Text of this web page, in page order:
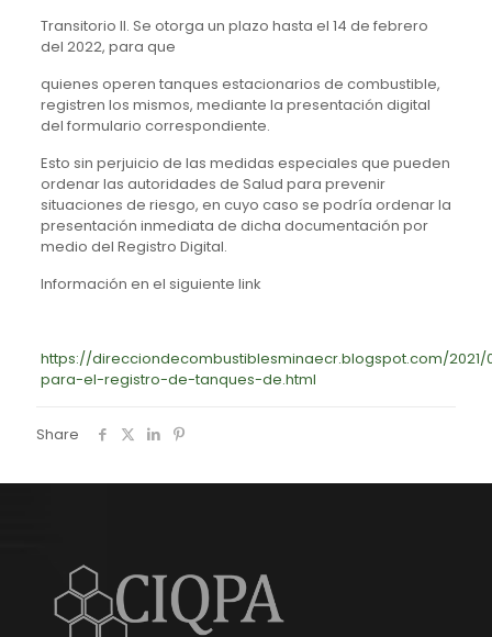
Transitorio II. Se otorga un plazo hasta el 14 de febrero
del 2022, para que
quienes operen tanques estacionarios de combustible,
registren los mismos, mediante la presentación digital
del formulario correspondiente.
Esto sin perjuicio de las medidas especiales que pueden
ordenar las autoridades de Salud para prevenir
situaciones de riesgo, en cuyo caso se podría ordenar la
presentación inmediata de dicha documentación por
medio del Registro Digital.
Información en el siguiente link
https://direcciondecombustiblesminaecr.blogspot.com/
para-el-registro-de-tanques-de.html
Share